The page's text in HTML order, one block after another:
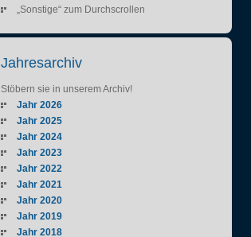
„Sonstige“ zum Durchscrollen
Jahresarchiv
Stöbern sie in unserem Archiv!
Jahr 2026
Jahr 2025
Jahr 2024
Jahr 2023
Jahr 2022
Jahr 2021
Jahr 2020
Jahr 2019
Jahr 2018